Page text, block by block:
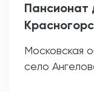
Пансионат
Московская
село